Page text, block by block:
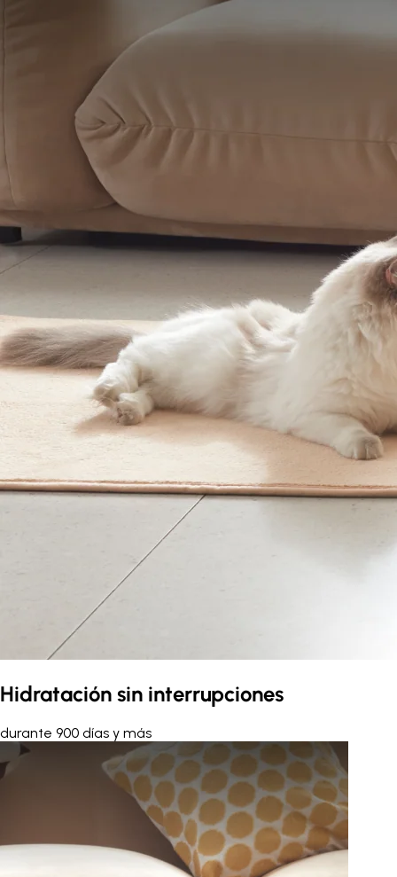
Hidratación sin interrupciones
durante 900 días y más